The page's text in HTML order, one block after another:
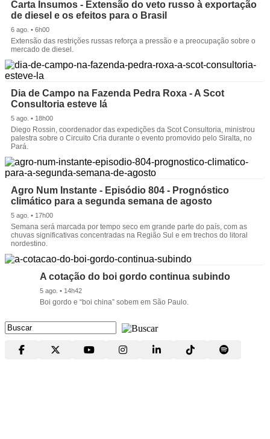
Carta Insumos - Extensão do veto russo à exportação
de diesel e os efeitos para o Brasil
6 ago. • 6h00
Extensão das restrições russas reforça a pressão e a preocupação sobre o
mercado de diesel.
Dia de Campo na Fazenda Pedra Roxa - A Scot
Consultoria esteve lá
5 ago. • 18h00
Diego Rossin, coordenador das expedições da Scot Consultoria, ministrou
palestra sobre o Circuito Cria durante o evento promovido pelo Siralta, no
Pará.
Agro Num Instante - Episódio 804 - Prognóstico
climático para a segunda semana de agosto
5 ago. • 17h00
Semana será marcada por tempo seco em grande parte do país, com as
chuvas significativas concentradas na Região Sul e em trechos do litoral
nordestino.
A cotação do boi gordo continua subindo
5 ago. • 14h42
Boi gordo e “boi china” sobem em São Paulo.